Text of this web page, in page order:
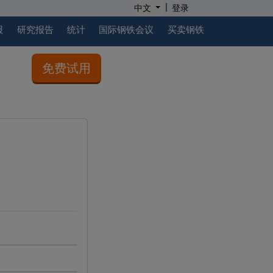
中文 | 登录
研究报告 统计 国际钢铁会议 买卖钢铁
免费试用